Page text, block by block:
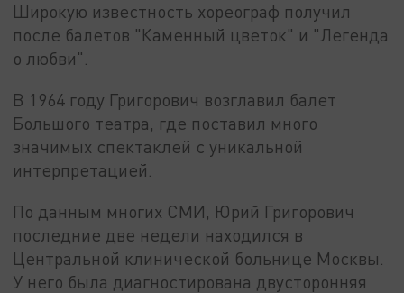
Широкую известность хореограф получил
после балетов "Каменный цветок" и "Легенда
о любви".
В 1964 году Григорович возглавил балет
Большого театра, где поставил много
значимых спектаклей с уникальной
интерпретацией.
По данным многих СМИ, Юрий Григорович
последние две недели находился в
Центральной клинической больнице Москвы.
У него была диагностирована двусторонняя